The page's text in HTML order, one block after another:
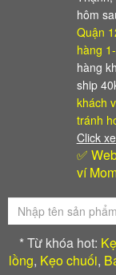
hôm
Quận
hàng
hàng
ship
khách
tránh
Click
✅
ví
* Từ khóa hot:
lồng, Kẹo chuối,